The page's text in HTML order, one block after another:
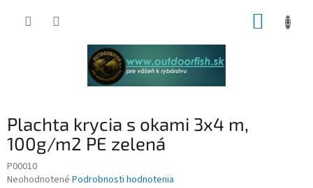
Plachta krycia s okami 3x4 m,
100g/m2 PE zelená
P00010
Priemerné
Neohodnotené Podrobnosti hodnotenia